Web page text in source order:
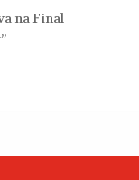
na Final